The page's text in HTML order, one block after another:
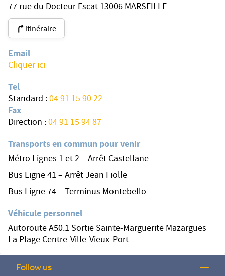
77 rue du Docteur Escat 13006 MARSEILLE
itinéraire
Email
Cliquer ici
Tel
Standard :04 91 15 90 22
Fax
Direction :04 91 15 94 87
Transports en commun pour venir
Métro Lignes 1 et 2 – Arrêt Castellane
Bus Ligne 41 – Arrêt Jean Fiolle
Bus Ligne 74 – Terminus Montebello
Véhicule personnel
Autoroute A50.1 Sortie Sainte-Marguerite Mazargues
La Plage Centre-Ville-Vieux-Port
Follow us